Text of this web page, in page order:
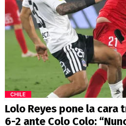
CHILE
Lolo Reyes pone la
6-2 ante Colo Colo: